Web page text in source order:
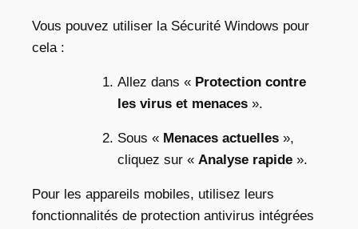
Vous pouvez utiliser la Sécurité Windows pour
cela :
Allez dans « Protection contre
les virus et menaces ».
Sous « Menaces actuelles »,
cliquez sur « Analyse rapide ».
Pour les appareils mobiles, utilisez leurs
fonctionnalités de protection antivirus intégrées